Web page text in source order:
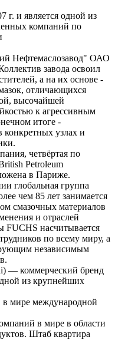
г. и является одной из
компаний по
Нефтемаслозавод" ОАО
завода освоил
а на их основе -
отличающихся
высочайшей
к агрессивным
итоге -
узлах и
четвёртая по
Petroleum
в Париже.
глобальная группа
чем 85 лет занимается
смазочных материалов
и отраслей
FUCHS насчитывается
по всему миру, а
независимым
— коммерческий бренд
из крупнейших
в мире международной
в мире в области
Штаб квартира